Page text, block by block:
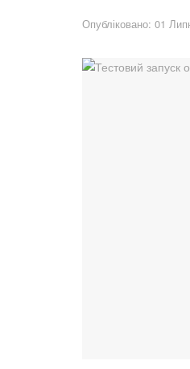
Опубліковано: 01